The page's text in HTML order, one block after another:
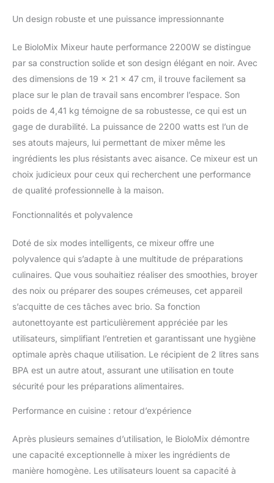
de mélangeur est livré
de 2 L et 304 lames en
acier inoxydable pour
préparer vos smoothies
préférés. Il comprend
également un bol de
broyage de 500 ml avec
un plat pour moudre les
épices fraîches et un
rebord et un couvercle
en PP noir Programmes
automatiques préréglés :
automatiques préréglés
permettent de préparer
des jus, des smoothies à
la glace pilée, des
sauces, du mouture et
des soupes chaudes en
six minutes dans un état
Utilisation et matériaux
sûrs : le bocal et le
couvercle sont fabriqués
en matériau de qualité
vous pouvez profiter de
notre mélangeur haute
performance en toute
avec protection contre la
surchauffe sur le moteur
puissant, avec
Un design robuste et une puissance impressionnante
Le BioloMix Mixeur haute performance 2200W se distingue
par sa construction solide et son design élégant en noir. Avec
des dimensions de 19 x 21 x 47 cm, il trouve facilement sa
place sur le plan de travail sans encombrer l’espace. Son
poids de 4,41 kg témoigne de sa robustesse, ce qui est un
gage de durabilité. La puissance de 2200 watts est l’un de
ses atouts majeurs, lui permettant de mixer même les
ingrédients les plus résistants avec aisance. Ce mixeur est un
choix judicieux pour ceux qui recherchent une performance
de qualité professionnelle à la maison.
Fonctionnalités et polyvalence
Doté de six modes intelligents, ce mixeur offre une
polyvalence qui s’adapte à une multitude de préparations
culinaires. Que vous souhaitiez réaliser des smoothies, broyer
des noix ou préparer des soupes crémeuses, cet appareil
s’acquitte de ces tâches avec brio. Sa fonction
autonettoyante est particulièrement appréciée par les
utilisateurs, simplifiant l’entretien et garantissant une hygiène
optimale après chaque utilisation. Le récipient de 2 litres sans
BPA est un autre atout, assurant une utilisation en toute
sécurité pour les préparations alimentaires.
Performance en cuisine : retour d’expérience
Après plusieurs semaines d’utilisation, le BioloMix démontre
une capacité exceptionnelle à mixer les ingrédients de
manière homogène. Les utilisateurs louent sa capacité à